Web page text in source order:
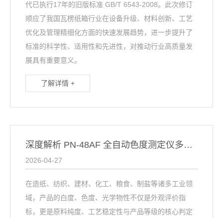
代已执行17年的旧版标准 GB/T 6543-2008。此次修订
顺应了我国瓦楞纸箱行业在设备升级、材料创新、工艺
优化及管理精细化方面的快速发展趋势，进一步提升了
标准的科学性、适用性和先进性，对推动行业高质量发
展具有重要意义。
了解详情 +
深度解析 PN‑48AF 全自动色度测定仪多维度检测能力
2026-04-27
在造纸、纺织、建材、化工、粮食、制盐等诸多工业领
域，产品的白度、色度、光学物性不仅是外观评价指
标，更是原料纯度、工艺稳定性与产品等级的核心判定